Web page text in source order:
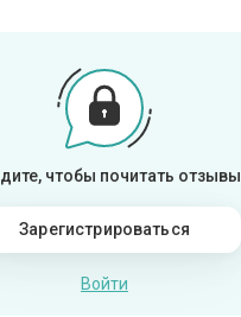
чтобы почитать отзывы
Зарегистрироваться
Войти